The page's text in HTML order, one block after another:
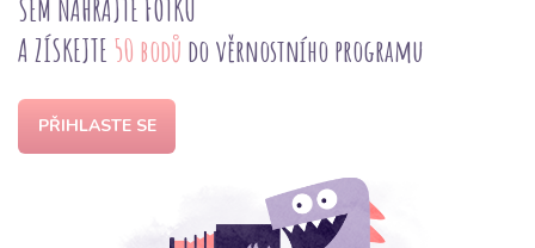
SEM NAHRAJTE FOTKU
A ZÍSKEJTE 50 bodů do věrnostního programu
PŘIHLASTE SE